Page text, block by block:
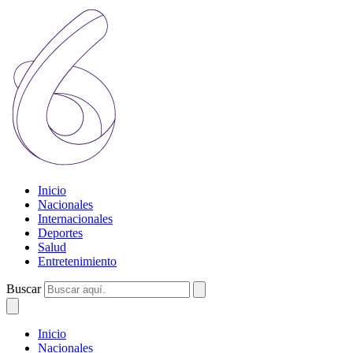
Inicio
Nacionales
Internacionales
Deportes
Salud
Entretenimiento
Buscar
Inicio
Nacionales